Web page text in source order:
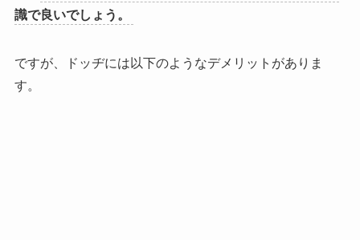
識で良いでしょう。
ですが、 ドッヂには以下のようなデメリット がありま
す。